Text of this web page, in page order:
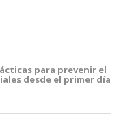
para prevenir el
desde el primer día